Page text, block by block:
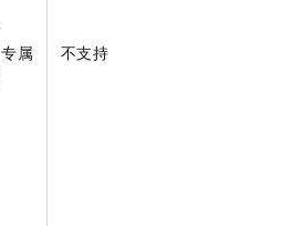
专属
不支持